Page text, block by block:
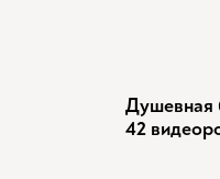
Душевная
42